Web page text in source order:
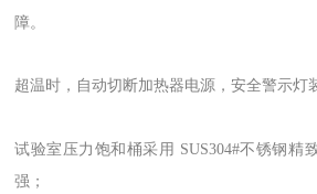
障。
超温时，自动切断加热器电源，安全警示灯
试验室压力饱和桶采用 SUS304#不锈钢精
强；